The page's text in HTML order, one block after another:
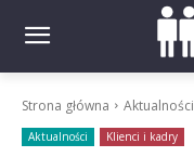
Strona główna Aktualności
Aktualności Klienci i kadry